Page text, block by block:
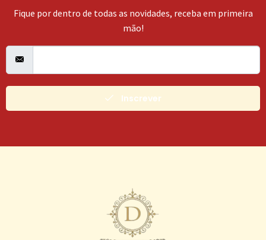
Fique por dentro de todas as novidades, receba em primeira
mão!
Inscrever